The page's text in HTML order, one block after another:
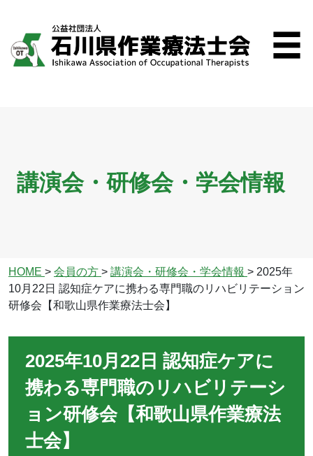
講演会・研修会・学会情報
HOME > 会員の方 > 講演会・研修会・学会情報 > 2025年
10月22日 認知症ケアに携わる専門職のリハビリテーション
研修会【和歌山県作業療法士会】
2025年10月22日 認知症ケアに
携わる専門職のリハビリテーシ
ョン研修会【和歌山県作業療法
士会】